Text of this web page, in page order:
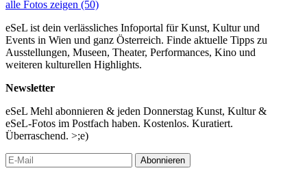
alle Fotos zeigen (50)
eSeL ist dein verlässliches Infoportal für Kunst, Kultur und
Events in Wien und ganz Österreich. Finde aktuelle Tipps zu
Ausstellungen, Museen, Theater, Performances, Kino und
weiteren kulturellen Highlights.
Newsletter
eSeL Mehl abonnieren & jeden Donnerstag Kunst, Kultur &
eSeL-Fotos im Postfach haben. Kostenlos. Kuratiert.
Überraschend. >;e)
Abonnieren